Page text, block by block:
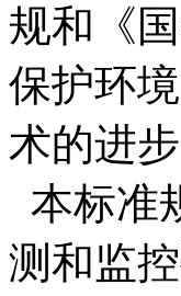
规和《
保护环
术的进
本标准
测和监